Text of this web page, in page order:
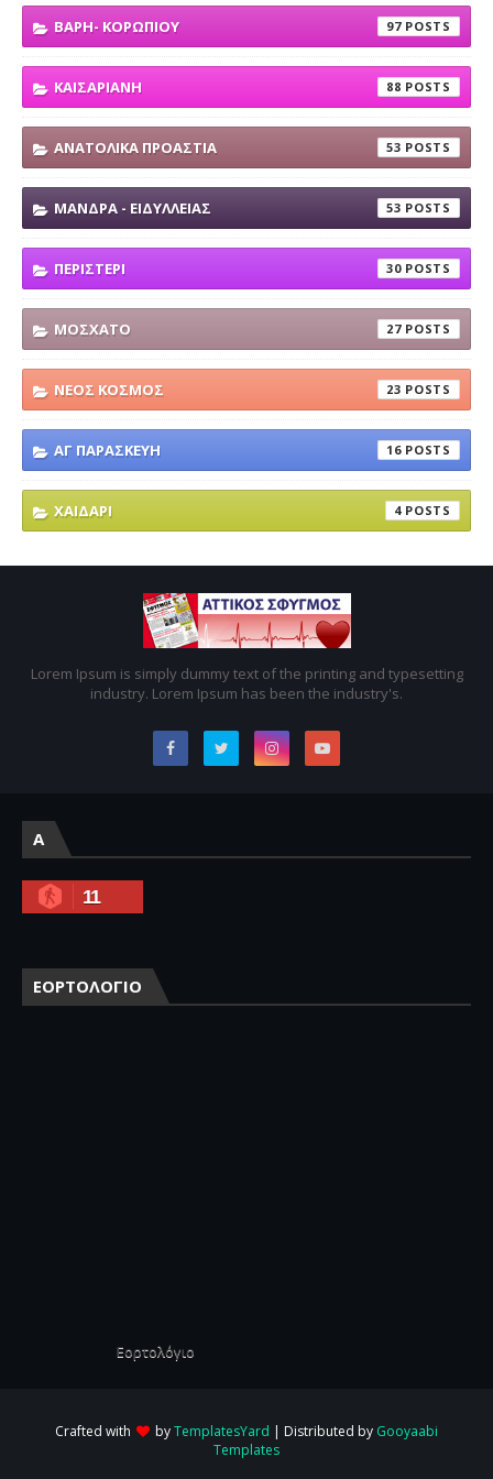
ΒΑΡΗ- ΚΟΡΩΠΙΟΥ 97
ΚΑΙΣΑΡΙΑΝΗ 88
ΑΝΑΤΟΛΙΚΑ ΠΡΟΑΣΤΙΑ 53
ΜΑΝΔΡΑ - ΕΙΔΥΛΛΕΙΑΣ 53
ΠΕΡΙΣΤΕΡΙ 30
ΜΟΣΧΑΤΟ 27
ΝΕΟΣ ΚΟΣΜΟΣ 23
ΑΓ ΠΑΡΑΣΚΕΥΗ 16
ΧΑΙΔΑΡΙ 4
Lorem Ipsum is simply dummy text of the printing and typesetting
industry. Lorem Ipsum has been the industry's.
A
11
ΕΟΡΤΟΛΟΓΙΟ
Εορτολόγιο
Crafted with byTemplatesYard | Distributed by Gooyaabi
Templates